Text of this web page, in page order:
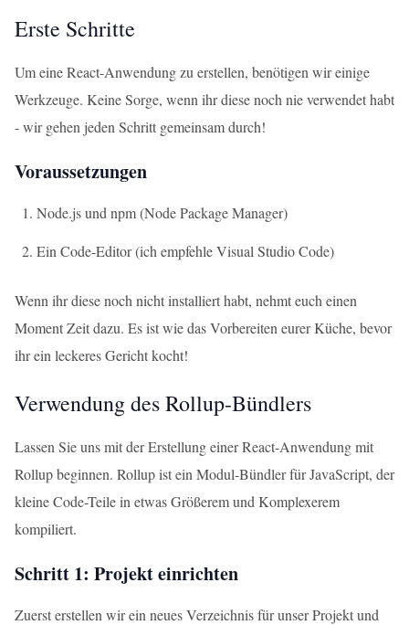
Erste Schritte
Um eine React-Anwendung zu erstellen, benötigen wir einige
Werkzeuge. Keine Sorge, wenn ihr diese noch nie verwendet habt
- wir gehen jeden Schritt gemeinsam durch!
Voraussetzungen
Node.js und npm (Node Package Manager)
Ein Code-Editor (ich empfehle Visual Studio Code)
Wenn ihr diese noch nicht installiert habt, nehmt euch einen
Moment Zeit dazu. Es ist wie das Vorbereiten eurer Küche, bevor
ihr ein leckeres Gericht kocht!
Verwendung des Rollup-Bündlers
Lassen Sie uns mit der Erstellung einer React-Anwendung mit
Rollup beginnen. Rollup ist ein Modul-Bündler für JavaScript, der
kleine Code-Teile in etwas Größerem und Komplexerem
kompiliert.
Schritt 1: Projekt einrichten
Zuerst erstellen wir ein neues Verzeichnis für unser Projekt und